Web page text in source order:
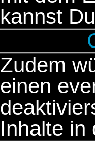
kannst
Zudem
einen
Inhalte in